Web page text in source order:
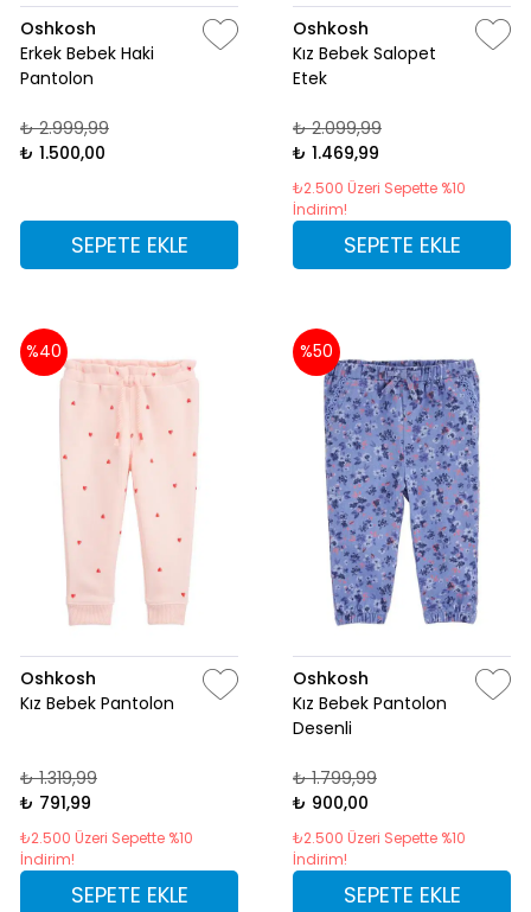
Oshkosh
Erkek Bebek Haki
Pantolon
₺ 2.999,99
₺ 1.500,00
SEPETE EKLE
Oshkosh
Kız Bebek Salopet
Etek
₺ 2.099,99
₺ 1.469,99
₺2.500 Üzeri Sepette %10
İndirim!
SEPETE EKLE
%40
Oshkosh
Kız Bebek Pantolon
₺ 1.319,99
₺ 791,99
₺2.500 Üzeri Sepette %10
İndirim!
SEPETE EKLE
%50
Oshkosh
Kız Bebek Pantolon
Desenli
₺ 1.799,99
₺ 900,00
₺2.500 Üzeri Sepette %10
İndirim!
SEPETE EKLE